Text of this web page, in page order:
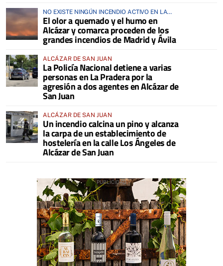
NO EXISTE NINGÚN INCENDIO ACTIVO EN LA
COMARCA
El olor a quemado y el humo en
Alcázar y comarca proceden de los
grandes incendios de Madrid y Ávila
ALCÁZAR DE SAN JUAN
La Policía Nacional detiene a varias
personas en La Pradera por la
agresión a dos agentes en Alcázar de
San Juan
ALCÁZAR DE SAN JUAN
Un incendio calcina un pino y alcanza
la carpa de un establecimiento de
hostelería en la calle Los Ángeles de
Alcázar de San Juan